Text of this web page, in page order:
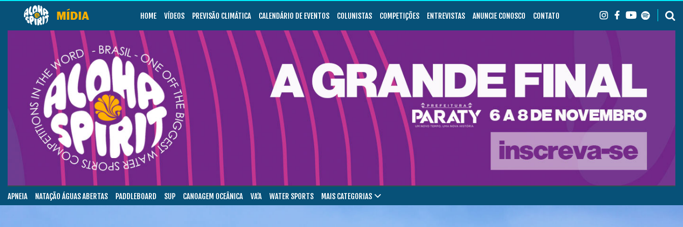
HOME VÍDEOS PREVISÃO CLIMÁTICA CALENDÁRIO DE EVENTOS COLUNISTAS COMPETIÇÕES ENTREVISTAS ANUNCIE CONOSCO CONTATO
APNEIA NATAÇÃO ÁGUAS ABERTAS PADDLEBOARD SUP CANOAGEM OCEÂNICA VA’A WATER SPORTS MAIS CATEGORIAS